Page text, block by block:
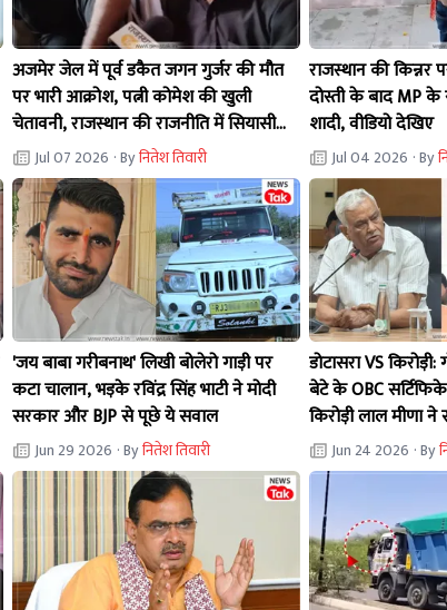
अजमेर जेल में पूर्व डकैत जगन गुर्जर की मौत
पर भारी आक्रोश, पत्नी कोमेश की खुली
चेतावनी, राजस्थान की राजनीति में सियासी
घमासान
Jul 07 2026 · Byनितेश तिवारी
राजस्थान की
दोस्ती के बाद MP
शादी, वीडियो देखिए
Jul 04 2026 · By
'जय बाबा गरीबनाथ' लिखी बोलेरो गाड़ी पर
कटा चालान, भड़के रविंद्र सिंह भाटी ने मोदी
सरकार और BJP से पूछे ये सवाल
Jun 29 2026 · Byनितेश तिवारी
डोटासरा VS
बेटे के OBC
किरोड़ी लाल मीणा ने
Jun 24 2026 · By